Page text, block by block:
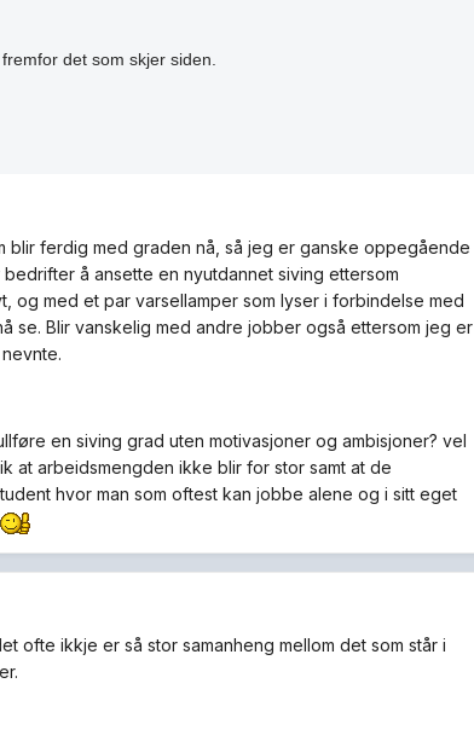
det som skjer siden.
blir ferdig med graden nå, så jeg er ganske oppegående
å ansette en nyutdannet siving ettersom
og med et par varsellamper som lyser i forbindelse med
se. Blir vanskelig med andre jobber også ettersom jeg er
en siving grad uten motivasjoner og ambisjoner? vel
at arbeidsmengden ikke blir for stor samt at de
hvor man som oftest kan jobbe alene og i sitt eget
ofte ikkje er så stor samanheng mellom det som står i